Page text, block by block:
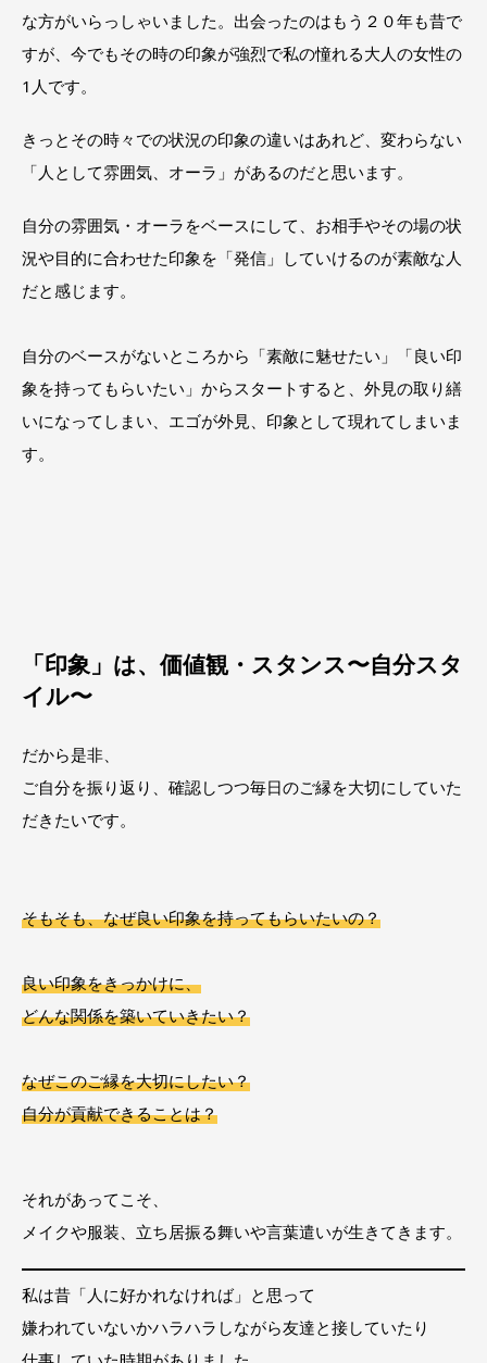
な方がいらっしゃいました。出会ったのはもう２０年も昔で
すが、今でもその時の印象が強烈で私の憧れる大人の女性の
1人です。
きっとその時々での状況の印象の違いはあれど、変わらない
「人として雰囲気、オーラ」があるのだと思います。
自分の雰囲気・オーラをベースにして、お相手やその場の状
況や目的に合わせた印象を「発信」していけるのが素敵な人
だと感じます。
自分のベースがないところから「素敵に魅せたい」「良い印
象を持ってもらいたい」からスタートすると、外見の取り繕
いになってしまい、エゴが外見、印象として現れてしまいま
す。
「印象」は、価値観・スタンス〜自分スタ
イル〜
だから是非、
ご自分を振り返り、確認しつつ毎日のご縁を大切にしていた
だきたいです。
そもそも、なぜ良い印象を持ってもらいたいの？
良い印象をきっかけに、
どんな関係を築いていきたい？
なぜこのご縁を大切にしたい？
自分が貢献できることは？
それがあってこそ、
メイクや服装、立ち居振る舞いや言葉遣いが生きてきます。
私は昔「人に好かれなければ」と思って
嫌われていないかハラハラしながら友達と接していたり